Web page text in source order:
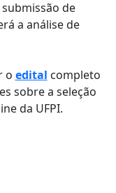
de
a análise de
o edital completo
sobre a seleção
da UFPI.